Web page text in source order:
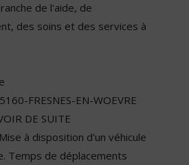
de l'aide, de
des soins et des services à
FRESNES-EN-WOEVRE
DE SUITE
à disposition d’un véhicule
Temps de déplacements